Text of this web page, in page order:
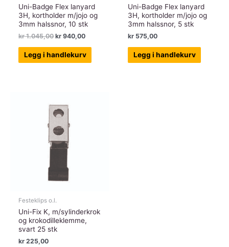
Uni-Badge Flex lanyard
3H, kortholder m/jojo og
3mm halssnor, 10 stk
kr1.045,00Opprinnelig
var:
kr 1.045,00.
kr 940,00Nåværende
er:
Legg i handlekurv
Uni-Badge Flex lanyard
3H, kortholder m/jojo og
3mm halssnor, 5 stk
kr 575,00
Legg i handlekurv
Festeklips o.l.
Uni-Fix K, m/sylinderkrok
og krokodilleklemme,
svart 25 stk
kr 225,00